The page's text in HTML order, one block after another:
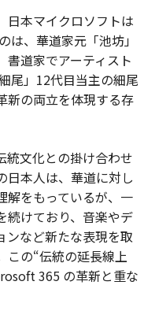
日本マイクロソフトは
は、華道家元「池坊」
書道家でアーティスト
尾」12代目当主の細尾
新の両立を体現する存
統文化との掛け合わせ
日本人は、華道に対し
解をもっているが、一
続けており、音楽やデ
ンなど新たな表現を取
この“伝統の延長線上
365 の革新と重な